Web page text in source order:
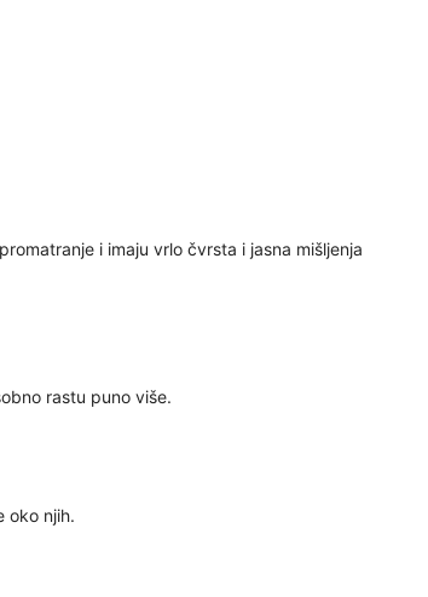
i imaju vrlo čvrsta i jasna mišljenja
rastu puno više.
oko njih.